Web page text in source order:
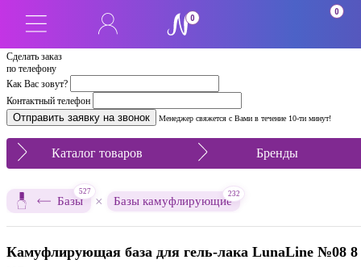
Сделать заказ
по телефону
Как Вас зовут?
Контактный телефон
Менеджер свяжется с Вами в течение 10-ти минут!
0
0
Каталог товаров Бренды
Базы
527
× Базы камуфлирующие
232
Камуфлирующая база для гель-лака LunaLine №08 8